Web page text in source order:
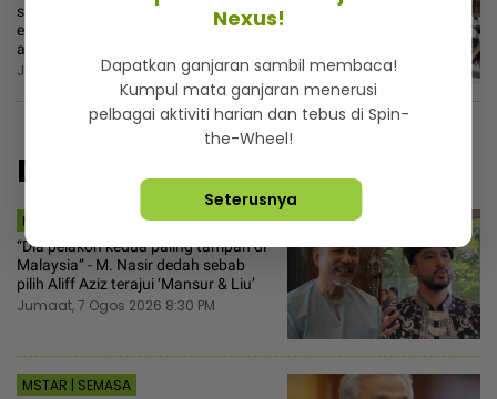
sakit hati sikap berkira pengasuh,
enggan tolong lenyekkan buah untuk
anak
Jumaat, 7 Ogos 2026 3:30 PM
Disyorkan
MSTAR | HIBURAN
“Dia pelakon kedua paling tampan di
Malaysia” - M. Nasir dedah sebab
pilih Aliff Aziz terajui ‘Mansur & Liu’
Jumaat, 7 Ogos 2026 8:30 PM
MSTAR | SEMASA
Nexus!
Dapatkan ganjaran sambil membaca!
Kumpul mata ganjaran menerusi
pelbagai aktiviti harian dan tebus di Spin-
the-Wheel!
Seterusnya